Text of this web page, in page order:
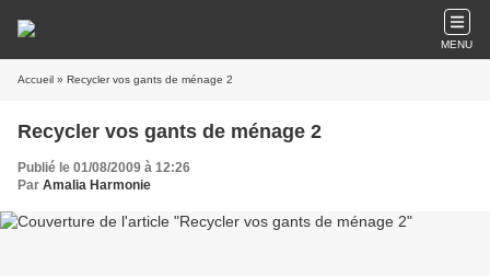
MENU
Accueil » Recycler vos gants de ménage 2
Recycler vos gants de ménage 2
Publié le 01/08/2009 à 12:26
Par Amalia Harmonie